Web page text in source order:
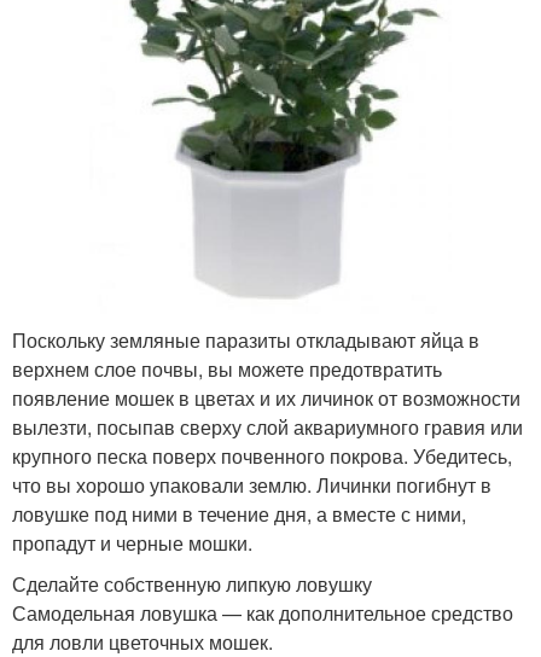
Поскольку земляные паразиты откладывают яйца в
верхнем слое почвы, вы можете предотвратить
появление мошек в цветах и их личинок от возможности
вылезти, посыпав сверху слой аквариумного гравия или
крупного песка поверх почвенного покрова. Убедитесь,
что вы хорошо упаковали землю. Личинки погибнут в
ловушке под ними в течение дня, а вместе с ними,
пропадут и черные мошки.
Сделайте собственную липкую ловушку
Самодельная ловушка — как дополнительное средство
для ловли цветочных мошек.